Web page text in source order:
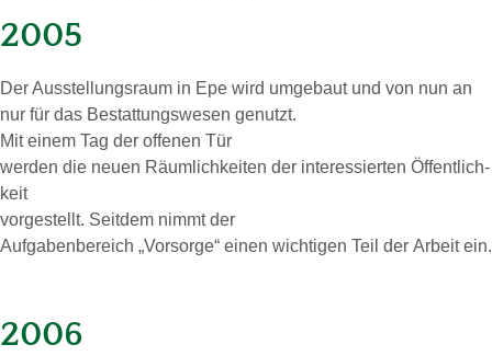
2005
Der Aus­stel­lungs­raum in Epe wird um­ge­baut und von nun an
nur für das Be­stat­tungs­we­sen ge­nutzt.
Mit einem Tag der of­fe­nen Tür
wer­den die neuen Räum­lich­kei­ten der in­ter­es­sier­ten Öf­fent­lich­
keit
vor­ge­stellt. Seit­dem nimmt der
Auf­ga­ben­be­reich „Vor­sor­ge“ einen wich­ti­gen Teil der Ar­beit ein.
2006